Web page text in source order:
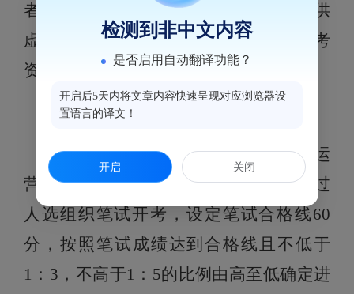
者提交的报考信息应当真实、准确，提供
虚假报考信息的，一经查实，即取消报考
资格
（三）笔试
本次招聘中，岗位“文旅投公司产业运
营部经理”将进行笔试，按照资格审核通过
人选组织笔试开考，设定笔试合格线60
分，按照笔试成绩达到合格线且不低于
1：3，不高于1：5的比例由高至低确定进
检测到非中文内容
是否启用自动翻译功能？
开启后5天内将文章内容快速呈现对应浏览器设
置语言的译文！
开启 关闭